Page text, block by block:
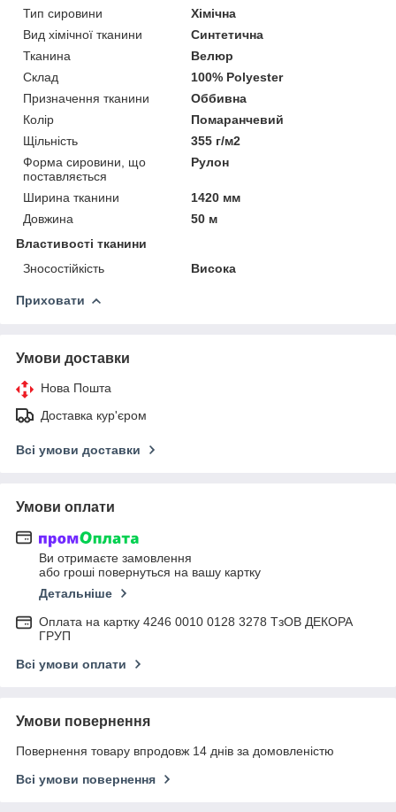
Тип сировини
Хімічна
Вид хімічної тканини
Синтетична
Тканина
Велюр
Склад
100% Polyester
Призначення тканини
Оббивна
Колір
Помаранчевий
Щільність
355 г/м2
Форма сировини, що
поставляється
Рулон
Ширина тканини
1420 мм
Довжина
50 м
Властивості тканини
Зносостійкість
Висока
Приховати
Умови доставки
Нова Пошта
Доставка кур'єром
Всі умови доставки
Умови оплати
Ви отримаєте замовлення
або гроші повернуться на вашу картку
Детальніше
Оплата на картку 4246 0010 0128 3278 ТзОВ ДЕКОРА
ГРУП
Всі умови оплати
Умови повернення
Повернення товару впродовж 14 днів за домовленістю
Всі умови повернення